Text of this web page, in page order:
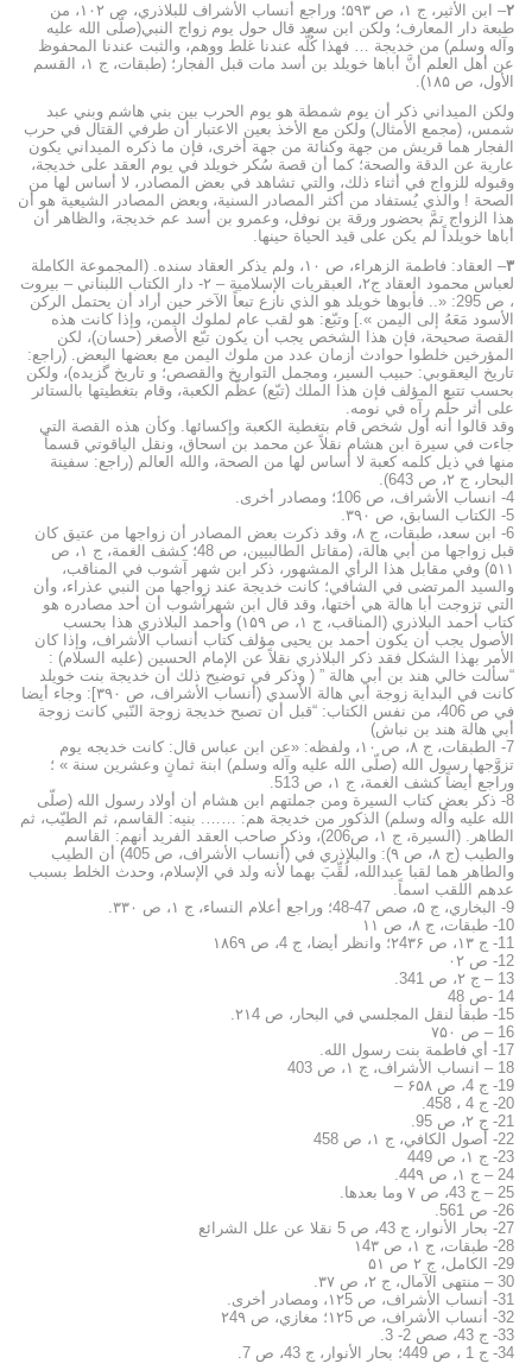
٢
– ابن الأثير، ج ۱، ص ۵۹۳؛ وراجع أنساب الأشراف للبلاذري، ص ۱۰۲، من
طبعة دار المعارف؛ ولكن ابن سعد قال حول يوم زواج النبي(صلّى الله عليه
وآله وسلم) من خديجة … فهذا كُلُّه عندنا غلط ووهم، والثبت عندنا المحفوظ
عن أهل العلم أنَّ أباها خویلد بن أسد مات قبل الفجار؛ (طبقات، ج ۱، القسم
الأول، ص ۱۸۵).
ولكن الميداني ذكر أن يوم شمطة هو يوم الحرب بين بني هاشم وبني عبد
شمس، (مجمع الأمثال) ولكن مع الأخذ بعين الاعتبار أن طرفي القتال في حرب
الفجار هما قریش من جهة وكنائة من جهة أخرى، فإن ما ذكره الميداني يكون
عارية عن الدقة والصحة؛ كما أن قصة سُكر خويلد في يوم العقد على خديجة،
وقبوله للزواج في أثناء ذلك، والتي تشاهد في بعض المصادر، لا أساس لها من
الصحة ! والذي يُستفاد من أكثر المصادر السنية، وبعض المصادر الشيعية هو أن
هذا الزواج تمَّ بحضور ورقة بن نوفل، وعمرو بن أسد عم خديجة، والظاهر أن
أباها خويلداً لم يكن على قيد الحياة حينها.
٣
– العقاد: فاطمة الزهراء، ص ۱۰، ولم يذكر العقاد سنده. (المجموعة الكاملة
لعباس محمود العقاد ج۲، العبقريات الإسلامية – ۲- دار الكتاب اللبناني – بيروت
، ص 295: «.. فأبوها خویلد هو الذي نازع تبعاً الآخر حين أراد أن يحتمل الركن
الأسود مَعَهُ إلى اليمن ».] وتبّع: هو لقب عام لملوك اليمن، وإذا كانت هذه
القصة صحيحة، فإن هذا الشخص يجب أن يكون تبّع الأصغر (حسان)، لكن
المؤرخين خلطوا حوادث أزمان عدد من ملوك اليمن مع بعضها البعض. (راجع:
تاريخ اليعقوبي: حبيب السير، ومجمل التواريخ والقصص؛ و تاریخ گزیده)، ولكن
بحسب تتبع المؤلف فإن هذا الملك (تبّع) عظّم الكعبة، وقام بتغطيتها بالستائر
على أثر حلُم رآه في نومه.
وقد قالوا أنه أول شخص قام بتغطية الكعبة وإكسائها. وكأن هذه القصة التي
جاءت في سيرة ابن هشام نقلاً عن محمد بن اسحاق، ونقل الياقوتي قسماً
منها في ذیل کلمه كعبة لا أساس لها من الصحة، والله العالم (راجع: سفينة
البحار، ج ۲، ص 643).
4- انساب الأشراف، ص 106؛ ومصادر أخرى.
5- الكتاب السابق، ص ۳۹۰.
6- ابن سعد، طبقات، ج ۸، وقد ذكرت بعض المصادر أن زواجها من عتیق کان
قبل زواجها من أبي هالة، (مقاتل الطالبيين، ص 48؛ کشف الغمة، ج ۱، ص
۵۱۱) وفي مقابل هذا الرأي المشهور، ذکر ابن شهر آشوب في المناقب،
والسيد المرتضى في الشافي؛ كانت خديجة عند زواجها من النبي عذراء، وأن
التي تزوجت أبا هالة هي أختها، وقد قال ابن شهرآشوب أن أحد مصادره هو
کتاب أحمد البلاذري (المناقب، ج ۱، ص ۱۵۹) وأحمد البلاذري هذا بحسب
الأصول يجب أن يكون أحمد بن يحيى مؤلف كتاب أنساب الأشراف، وإذا كان
الأمر بهذا الشكل فقد ذكر البلاذري نقلاً عن الإمام الحسین (عليه السلام) :
“سألت خالي هند بن أبي هالة ” ( وذكر في توضيح ذلك أن خديجة بنت خویلد
كانت في البداية زوجة أبي هالة الأسدي (أنساب الأشراف، ص ۳۹۰]: وجاء أيضا
في ص 406، من نفس الكتاب: “قبل أن تصبح خديجة زوجة النّبي كانت زوجة
أبي هالة هند بن نباش)
7- الطبقات، ج ۸، ص ۱۰، ولفظه: «عن ابن عباس قال: كانت خديجه يوم
تزوَّجها رسول الله (صلّى الله عليه وآله وسلم) ابنة ثمانٍ وعشرين سنة » ؛
وراجع أيضاً كشف الغمة، ج ۱، ص 513.
8- ذكر بعض کتاب السيرة ومن جملتهم ابن هشام أن أولاد رسول الله (صلّى
الله عليه وآله وسلم) الذكور من خديجة هم: ……. بنیه: القاسم، ثم الطيّب، ثم
الطاهر. (السيرة، ج ۱، ص206)، وذكر صاحب العقد الفرید أنهم: القاسم
والطيب (ج ۸، ص ۹): والبلاذري في (أنساب الأشراف، ص 405) أن الطيب
والطاهر هما لقبا عبدالله، لُقِّبَ بهما لأنه ولد في الإسلام، وحدث الخلط بسبب
عدهم اللقب اسماً.
9- البخاري، ج ۵، صص 47-48؛ وراجع أعلام النساء، ج ۱، ص ۳۳۰.
10- طبقات، ج ۸، ص ۱۱
11- ج ۱۳، ص ۲4۳۶؛ وانظر أيضا، ج 4، ص ۱۸6۹
12- ص ۰۲
13 – ج ۲، ص 341.
14 -ص 48
15- طبقأ لنقل المجلسي في البحار، ص ۲۱4.
16 – ص ۷۵۰
17- أي فاطمة بنت رسول الله.
18 – انساب الأشراف، ج ۱، ص 403
19- ج 4، ص ۶۵۸ –
20- ج 4 ، 458.
21- ج ۲، ص 95.
22- أصول الكافي، ج ۱، ص 458
23- ج ۱، ص 449
24 – ج ۱، ص 44۹.
25 – ج 43، ص ۷ وما بعدها.
26- ص 561.
27- بحار الأنوار، ج 43، ص 5 نقلا عن علل الشرائع
28- طبقات، ج ۱، ص ۱4۳
29- الكامل، ج ۲ ص ۵۱
30 – منتهى الآمال، ج ۲، ص ۳۷.
31- أنساب الأشراف، ص ۱۲5، ومصادر أخرى.
32- أنساب الأشراف، ص ۱۲5؛ مغازي، ص ۲4۹
33- ج 43، صص 2- 3.
34- ج 1 ، ص 449؛ بحار الأنوار، ج 43، ص 7.